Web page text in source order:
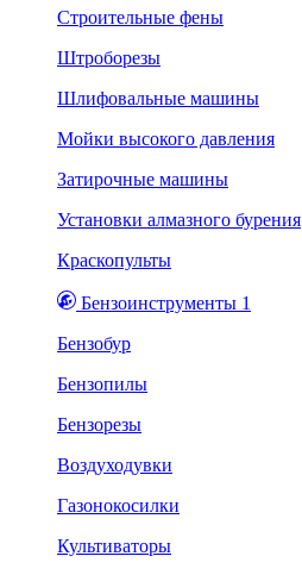
Строительные фены
Штроборезы
Шлифовальные машины
Мойки высокого давления
Затирочные машины
Установки алмазного бурения
Краскопульты
Бензоинструменты 1
Бензобур
Бензопилы
Бензорезы
Воздуходувки
Газонокосилки
Культиваторы